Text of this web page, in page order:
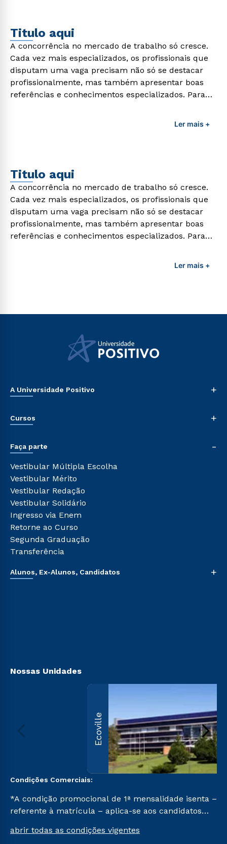
Titulo aqui
A concorrência no mercado de trabalho só cresce.
Cada vez mais especializados, os profissionais que
disputam uma vaga precisam não só se destacar
profissionalmente, mas também apresentar boas
referências e conhecimentos especializados. Para
profissionais da área é preciso garantir uma
Ler mais +
Titulo aqui
A concorrência no mercado de trabalho só cresce.
Cada vez mais especializados, os profissionais que
disputam uma vaga precisam não só se destacar
profissionalmente, mas também apresentar boas
referências e conhecimentos especializados. Para
profissionais da área é preciso garantir uma
Ler mais +
A Universidade Positivo +
Sala de Imprensa
Sou Colaborador
Ética e Integridade
Cursos +
Pós-graduação
Cursos de Medicina
Cursos Livres
Cursos Técnicos
Cursos Profissionalizantes
Faça parte -
Vestibular Múltipla Escolha
Vestibular Mérito
Vestibular Redação
Vestibular Solidário
Ingresso via Enem
Retorne ao Curso
Segunda Graduação
Transferência
Alunos, Ex-Alunos, Candidatos +
Nossas Unidades
Ecoville
Condições Comerciais:
*A condição promocional de 1ª mensalidade isenta –
referente à matrícula – aplica-se aos candidatos
na prova on-line ou agendada, que ofertam bolsas
abrir todas as condições vigentes